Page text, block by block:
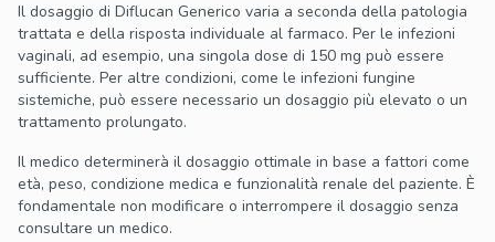
Il dosaggio di Diflucan Generico varia a seconda della patologia
trattata e della risposta individuale al farmaco. Per le infezioni
vaginali, ad esempio, una singola dose di 150 mg può essere
sufficiente. Per altre condizioni, come le infezioni fungine
sistemiche, può essere necessario un dosaggio più elevato o un
trattamento prolungato.
Il medico determinerà il dosaggio ottimale in base a fattori come
età, peso, condizione medica e funzionalità renale del paziente. È
fondamentale non modificare o interrompere il dosaggio senza
consultare un medico.